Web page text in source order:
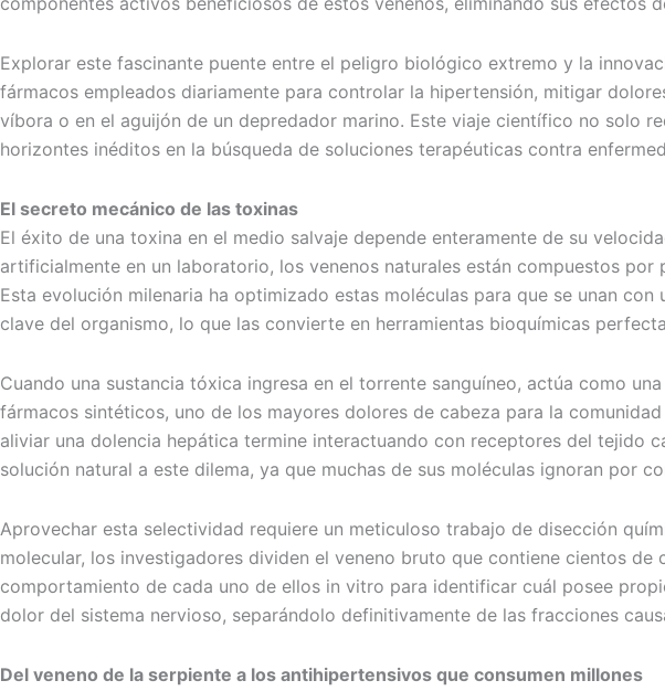
Explorar este fascinante puente entre el peligro biológico extremo y la
fármacos empleados diariamente para controlar la hipertensión, mitigar
víbora o en el aguijón de un depredador marino. Este viaje científico no solo
horizontes inéditos en la búsqueda de soluciones terapéuticas contra
El secreto mecánico de las toxinas
El éxito de una toxina en el medio salvaje depende enteramente de su
artificialmente en un laboratorio, los venenos naturales están compuestos
Esta evolución milenaria ha optimizado estas moléculas para que se unan
clave del organismo, lo que las convierte en herramientas bioquímicas
Cuando una sustancia tóxica ingresa en el torrente sanguíneo, actúa como
fármacos sintéticos, uno de los mayores dolores de cabeza para la
aliviar una dolencia hepática termine interactuando con receptores del tejido
solución natural a este dilema, ya que muchas de sus moléculas ignoran por
Aprovechar esta selectividad requiere un meticuloso trabajo de disección
molecular, los investigadores dividen el veneno bruto que contiene cientos
comportamiento de cada uno de ellos in vitro para identificar cuál posee
dolor del sistema nervioso, separándolo definitivamente de las fracciones
Del veneno de la serpiente a los antihipertensivos que consumen millones